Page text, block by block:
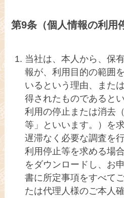
第9条（個人情報の利用
当社は、本人から、保
報が、利用目的の範囲
いるという理由、また
得されたものであると
利用の停止または消去
等」といいます。）を
遅滞なく必要な調査を行
利用停止等を求める場
をダウンロードし、お
書に所定事項をすべて
たは代理人様のご本人